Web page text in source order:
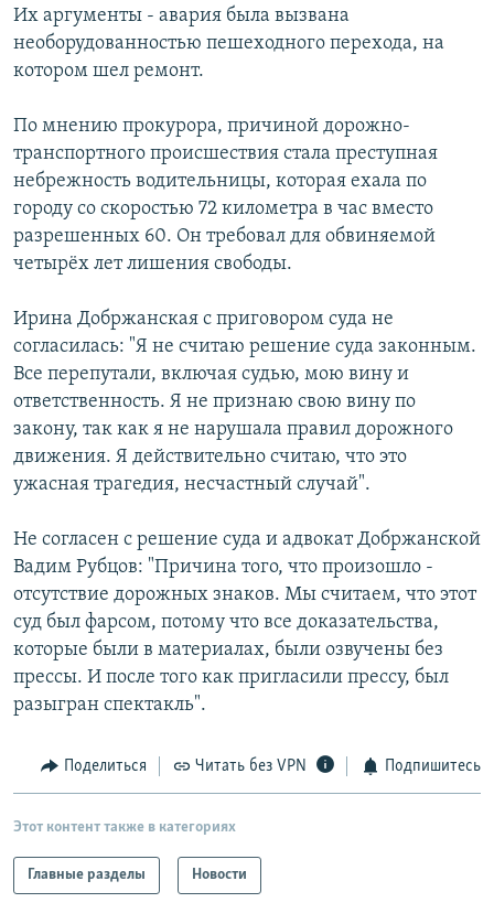
Их аргументы - авария была вызвана
необорудованностью пешеходного перехода, на
котором шел ремонт.
По мнению прокурора, причиной дорожно-
транспортного происшествия стала преступная
небрежность водительницы, которая ехала по
городу со скоростью 72 километра в час вместо
разрешенных 60. Он требовал для обвиняемой
четырёх лет лишения свободы.
Ирина Добржанская с приговором суда не
согласилась: "Я не считаю решение суда законным.
Все перепутали, включая судью, мою вину и
ответственность. Я не признаю свою вину по
закону, так как я не нарушала правил дорожного
движения. Я действительно считаю, что это
ужасная трагедия, несчастный случай".
Не согласен с решение суда и адвокат Добржанской
Вадим Рубцов: "Причина того, что произошло -
отсутствие дорожных знаков. Мы считаем, что этот
суд был фарсом, потому что все доказательства,
которые были в материалах, были озвучены без
прессы. И после того как пригласили прессу, был
разыгран спектакль".
Поделиться Читать без VPN Подпишитесь
Этот контент также в категориях
Главные разделы Новости